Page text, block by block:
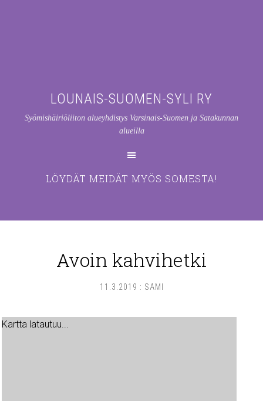
LOUNAIS-SUOMEN-SYLI RY
Syömishäiriöliiton alueyhdistys Varsinais-Suomen ja Satakunnan
alueilla
LÖYDÄT MEIDÄT MYÖS SOMESTA!
Avoin kahvihetki
11.3.2019 : SAMI
Kartta latautuu...